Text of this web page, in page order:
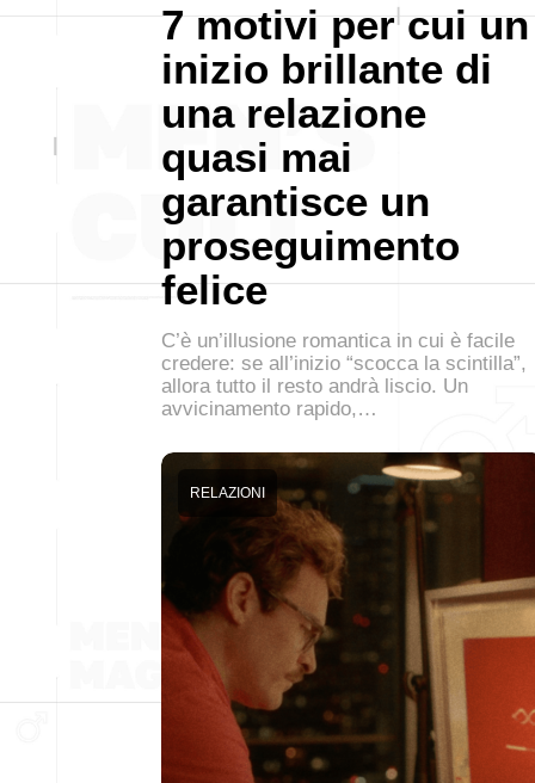
7 motivi per cui un
inizio brillante di
una relazione
quasi mai
garantisce un
proseguimento
felice
C’è un’illusione romantica in cui è facile
credere: se all’inizio “scocca la scintilla”,
allora tutto il resto andrà liscio. Un
avvicinamento rapido,…
RELAZIONI